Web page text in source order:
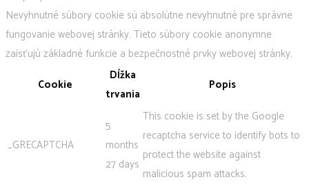
Nevyhnutné súbory cookie sú absolútne nevyhnutné pre správne
fungovanie webovej stránky. Tieto súbory cookie anonymne
zaisťujú základné funkcie a bezpečnostné prvky webovej stránky.
Cookie
Dĺžka
trvania
Popis
_GRECAPTCHA
5
months
27 days
This cookie is set by the Google
recaptcha service to identify bots to
protect the website against
malicious spam attacks.